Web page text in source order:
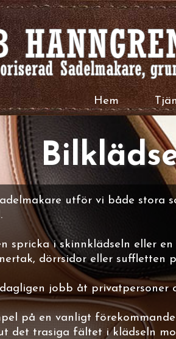
Hem
utför vi både stora
spricka i skinnklädseln eller
dörrsidor eller suffletten
jobb åt privatpersoner
på en vanligt
det trasiga fältet i klädseln